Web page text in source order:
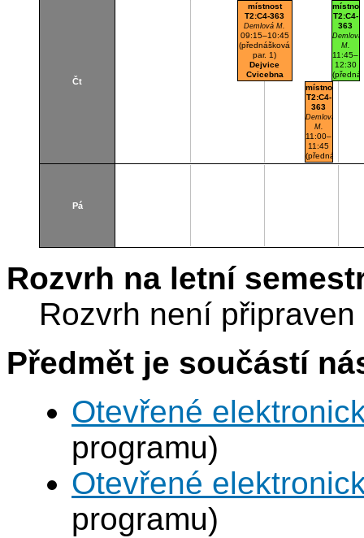
Čt
místnost
T2:C4-363
Demlová M.
09:15–10:45
(přednášková
par. 1)
Dejvice
Cvicebna
T2:C4-
363
Demlová
M.
11:45–
12:30
místnost
T2:C4-
363
Demlová
M.
11:00–
11:45
(přednášková
par. 1)
Pá
Rozvrh na letní
Rozvrh není připraven
Předmět je součástí
Otevřené
programu)
Otevřené
programu)